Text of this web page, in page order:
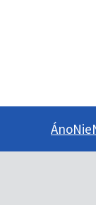
ÁnoNie